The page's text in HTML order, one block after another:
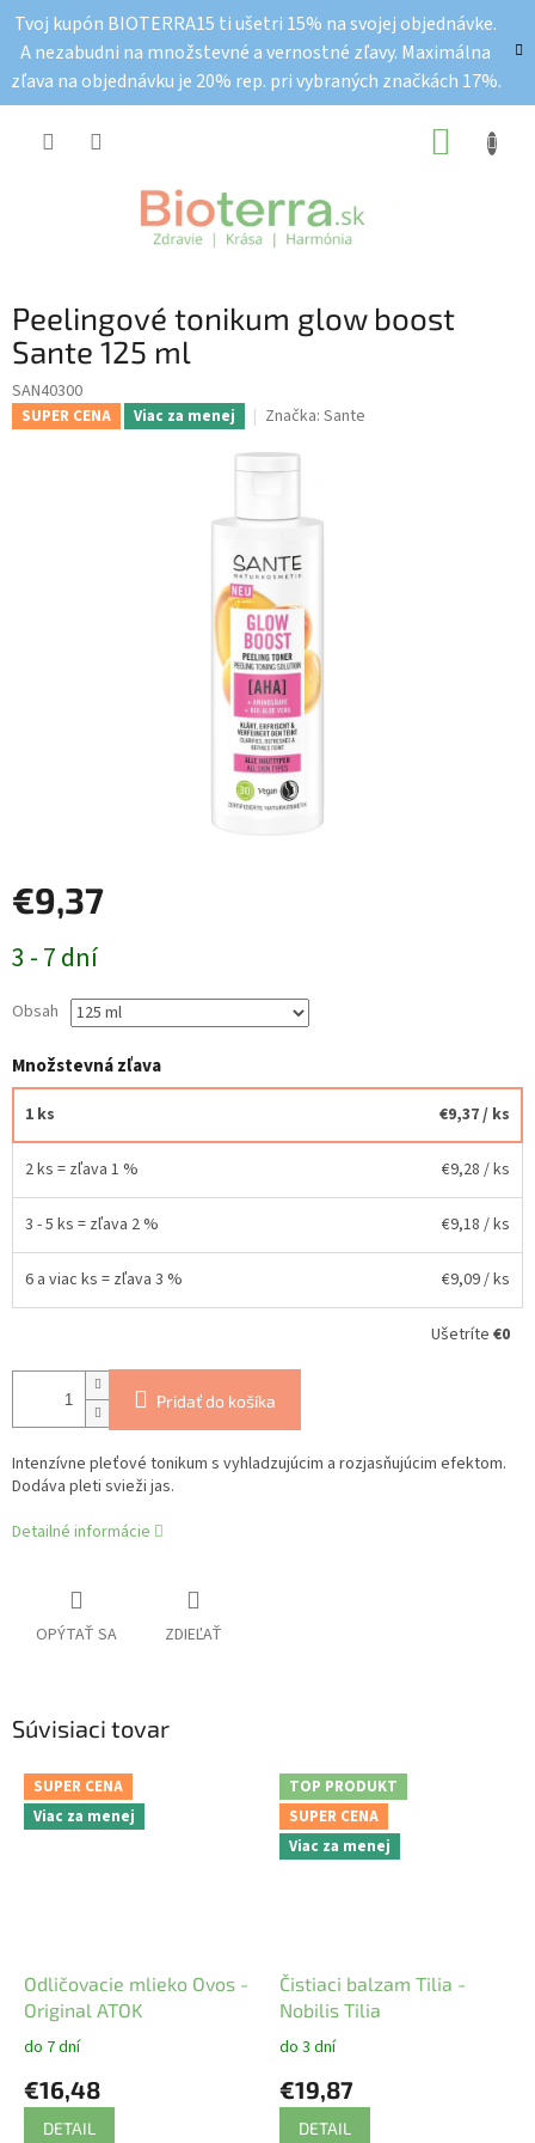
obsah
Tvoj kupón BIOTERRA15 ti ušetri 15% na svojej objednávke.
A nezabudni na množstevné a vernostné zľavy. Maximálna
zľava na objednávku je 20% rep. pri vybraných značkách 17%.
Peelingové tonikum glow boost
Sante 125 ml
SAN40300
SUPER CENA Viac za menej Značka: Sante
€9,37
cena:
3 - 7 dní
Obsah
Množstevná zľava
1 ks €9,37/ ks
2 ks = zľava 1 % €9,28 / ks
3 - 5 ks = zľava 2 % €9,18 / ks
6 a viac ks = zľava 3 % €9,09/ ks
Ušetríte €0
Pridať do košíka
Intenzívne pleťové tonikum s vyhladzujúcim a rozjasňujúcim efektom.
Dodáva pleti svieži jas.
Detailné informácie
OPÝTAŤ SA ZDIEĽAŤ
Súvisiaci tovar
SUPER CENA
Viac za menej
Odličovacie mlieko Ovos -
Original ATOK
do 7 dní
€16,48
DETAIL
TOP PRODUKT
SUPER CENA
Viac za menej
Čistiaci balzam Tilia -
Nobilis Tilia
do 3 dní
€19,87
DETAIL